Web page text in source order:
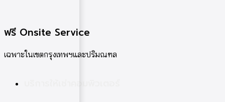
ฟรี Onsite Service
เฉพาะในเขตกรุงเทพฯและปริมณฑล